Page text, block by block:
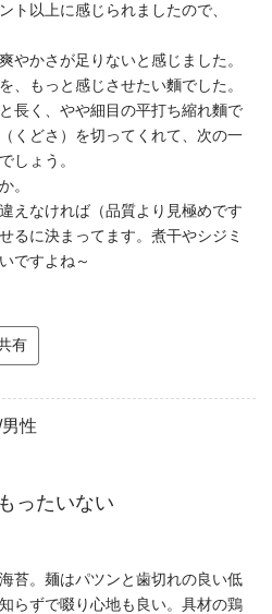
ト以上に感じられましたので、
やかさが足りないと感じました。
、もっと感じさせたい麵でした。
長く、やや細目の平打ち縮れ麵で
くどさ）を切ってくれて、次の一
しょう。
。
えなければ（品質より見極めです
るに決まってます。煮干やシジミ
ですよね～
有
男性
ったいない
苔。麺はパツンと歯切れの良い低
らずで啜り心地も良い。具材の鶏